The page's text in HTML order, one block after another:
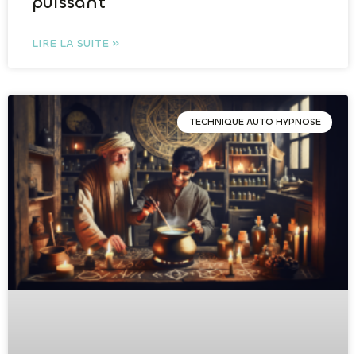
LIRE LA SUITE »
TECHNIQUE AUTO HYPNOSE